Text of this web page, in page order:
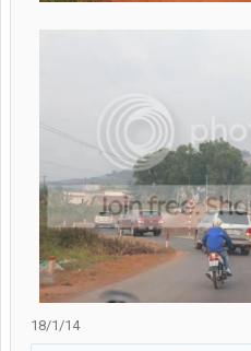
18/1/14